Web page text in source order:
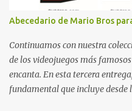
juego. Contenido Actual: La
la letra A hasta la M,
que define a toda la colección.
in...
Abecedario de Mario Bros
Continuamos con nuestra
de los videojuegos más
encanta. En esta tercera
fundamental que incluye desde